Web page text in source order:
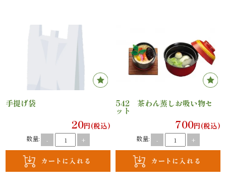
弁
当
会
席
手提げ袋
20円(税込)
数量: - +
542 茶わん蒸しお吸い物セ
ット
700円(税込)
数量: - +